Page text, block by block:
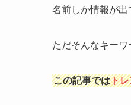
名前しか情報が
ただそんなキーワ
この記事ではト